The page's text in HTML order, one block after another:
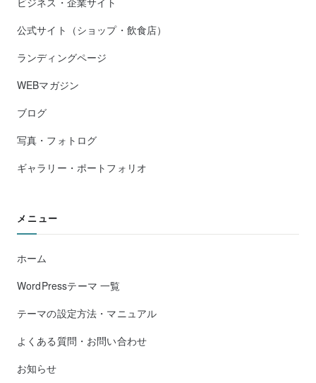
公式サイト（ショップ・飲食店）
ランディングページ
WEBマガジン
ブログ
写真・フォトログ
ギャラリー・ポートフォリオ
メニュー
ホーム
WordPressテーマ 一覧
テーマの設定方法・マニュアル
よくある質問・お問い合わせ
お知らせ